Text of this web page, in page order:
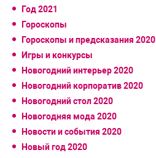
Год 2021
Гороскопы
Гороскопы и предсказания 2020
Игры и конкурсы
Новогодний интерьер 2020
Новогодний корпоратив 2020
Новогодний стол 2020
Новогодняя мода 2020
Новости и события 2020
Новый год 2020